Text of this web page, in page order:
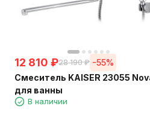
12 810 ₽28 190 ₽ -55%
Смеситель KAISER 23055
для ванны
В наличии